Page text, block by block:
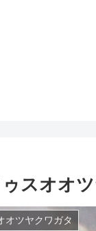
スオオ
オツヤクワガタ